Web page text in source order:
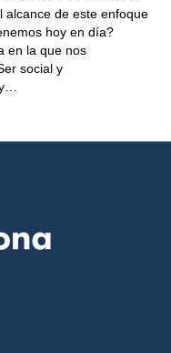
alcance de este enfoque
hoy en día?
en la que nos
social y